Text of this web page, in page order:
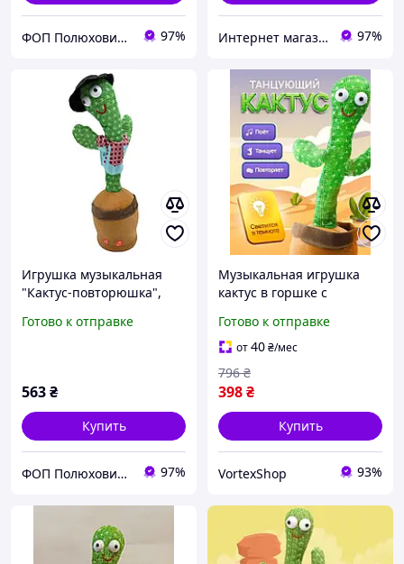
ФОП Полюхович Л.Г. 97% Интернет магазин "Select Store" 🛒 Только качественные товары по лучшим ценам ✅ 97%
Игрушка музыкальная
"Кактус-повторюшка",
Готово к отправке
563₴
Купить
ФОП Полюхович Л.Г. 97%
Музыкальная игрушка
кактус в горшке с
детский поющий кактус
для игр
Готово к отправке
от40₴/мес
398₴
796 ₴
Купить
VortexShop 93%